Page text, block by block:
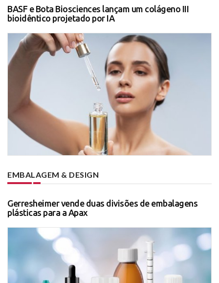
BASF e Bota Biosciences lançam um colágeno III
bioidêntico projetado por IA
EMBALAGEM & DESIGN
Gerresheimer vende duas divisões de embalagens
plásticas para a Apax